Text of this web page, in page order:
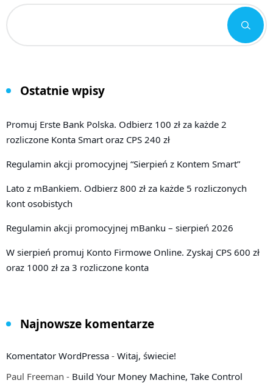
Ostatnie wpisy
Promuj Erste Bank Polska. Odbierz 100 zł za każde 2
rozliczone Konta Smart oraz CPS 240 zł
Regulamin akcji promocyjnej “Sierpień z Kontem Smart”
Lato z mBankiem. Odbierz 800 zł za każde 5 rozliczonych
kont osobistych
Regulamin akcji promocyjnej mBanku – sierpień 2026
W sierpień promuj Konto Firmowe Online. Zyskaj CPS 600 zł
oraz 1000 zł za 3 rozliczone konta
Najnowsze komentarze
Komentator WordPressa - Witaj, świecie!
Paul Freeman - Build Your Money Machine, Take Control